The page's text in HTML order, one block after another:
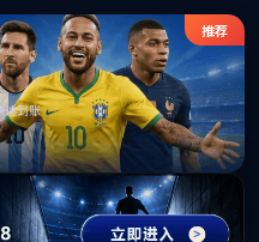
网站-BETWAYSPO